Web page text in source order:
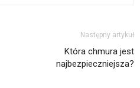
Następny artykuł
Która chmura jest
najbezpieczniejsza?